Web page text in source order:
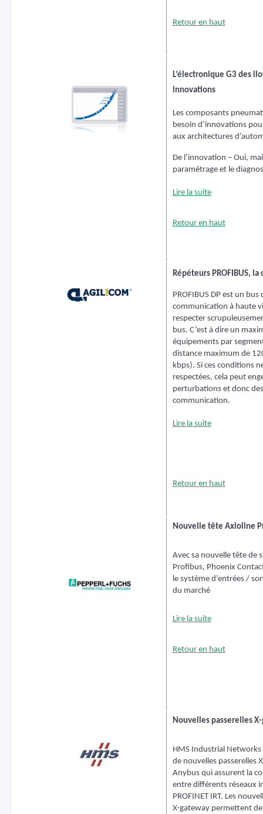
Retour en haut
L’électronique G3 des
innovations
Les composants
besoin d’innovations
aux architectures
De l’innovation – Oui,
paramétrage et le
Lire la suite
Retour en haut
Répéteurs PROFIBUS,
PROFIBUS DP est un bus
communication à haute
respecter
bus. C’est à dire un
équipements par
distance maximum de
kbps). Si ces conditions
respectées, cela peut
perturbations et donc
communication.
Lire la suite
Retour en haut
Nouvelle tête Axioline
Avec sa nouvelle tête de
Profibus, Phoenix
le système d’entrées /
du marché
Lire la suite
Retour en haut
Nouvelles passerelles
HMS Industrial Networks
de nouvelles passerelles
Anybus qui assurent la
entre différents réseaux
PROFINET IRT. Les
X-gateway permettent